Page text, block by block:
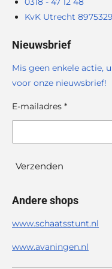
KvK Utrecht
Nieuwsbrief
Mis geen enkele actie,
voor onze nieuwsbrief!
E-mailadres *
Verzenden
Andere shops
www.schaatsstunt.nl
www.avaningen.nl